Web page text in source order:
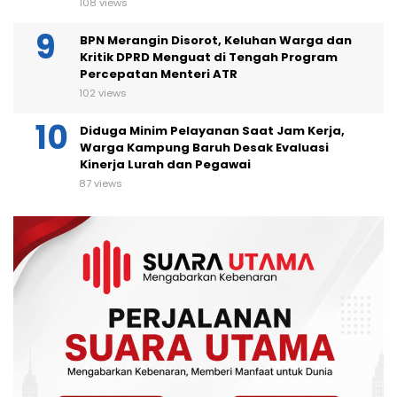
BPN Merangin Disorot, Keluhan Warga dan
Kritik DPRD Menguat di Tengah Program
Percepatan Menteri ATR
102 views
Diduga Minim Pelayanan Saat Jam Kerja,
Warga Kampung Baruh Desak Evaluasi
Kinerja Lurah dan Pegawai
87 views